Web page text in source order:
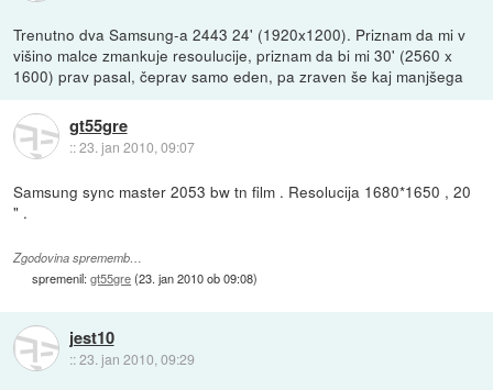
Trenutno dva Samsung-a 2443 24' (1920x1200). Priznam da mi v
višino malce zmankuje resoulucije, priznam da bi mi 30' (2560 x
1600) prav pasal, čeprav samo eden, pa zraven še kaj manjšega
gt55gre
::23. jan 2010, 09:07
Samsung sync master 2053 bw tn film . Resolucija 1680*1650 , 20
" .
Zgodovina sprememb…
spremenil:gt55gre(23. jan 2010 ob 09:08)
jest10
::23. jan 2010, 09:29